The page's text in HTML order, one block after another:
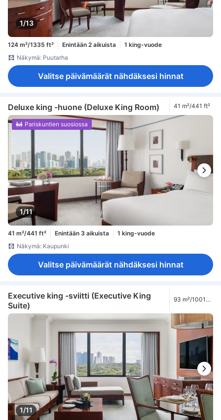
1/13
124 m²/1335 ft² Enintään 2 aikuista
1 king-vuode
Näkymä: Puutarha
Valitse päivämäärät nähdäksesi hinnat
Deluxe king -huone (Deluxe King Room) 41 m²/441 ft²
1/11
Pariskuntien suosiossa
41 m²/441 ft² Enintään 3 aikuista
1 king-vuode
Näkymä: Kaupunki
Valitse päivämäärät nähdäksesi hinnat
Executive king -sviitti (Executive King
Suite)
93 m²/1001
1/11